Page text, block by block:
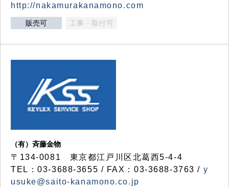
http://nakamurakanamono.com
販売可 工事・取付可
（有）斉藤金物
〒134-0081 東京都江戸川区北葛西5-4-4
TEL：03-3688-3655 / FAX：03-3688-3763 / y
usuke@saito-kanamono.co.jp